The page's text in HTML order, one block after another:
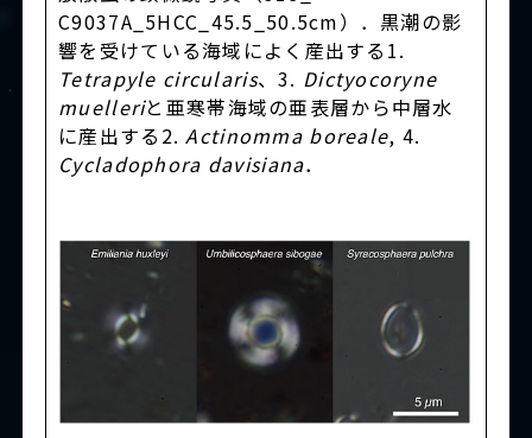
C9037A_5HCC_45.5_50.5cm）．黒潮の影
響を受けている海域によく産出する1.
Tetrapyle circularis、3. Dictyocoryne
muelleriと亜寒帯海域の亜表層から中層水
に産出する2.Actinomma boreale, 4.
Cycladophora davisiana．